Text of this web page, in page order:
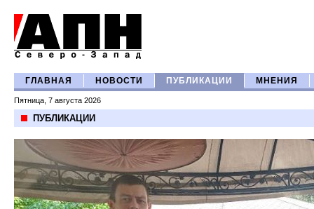
ГЛАВНАЯ НОВОСТИ ПУБЛИКАЦИИ МНЕНИЯ
Пятница, 7 августа 2026
ПУБЛИКАЦИИ